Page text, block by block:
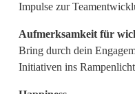
Impulse zur
Aufmerksamkeit für
Bring durch dein
Initiativen ins